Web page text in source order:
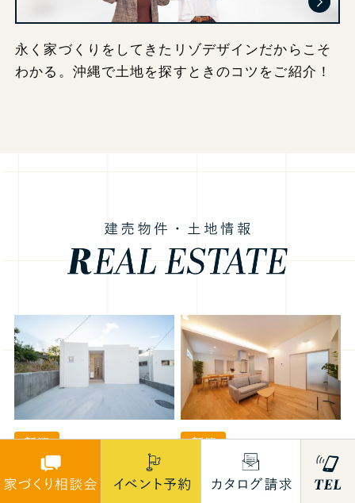
永く家づくりをしてきたリゾデザインだからこそ
わかる。沖縄で土地を探すときのコツをご紹介！
新築
【うるま市赤野南6号
新築
【うるま市赤野南5号